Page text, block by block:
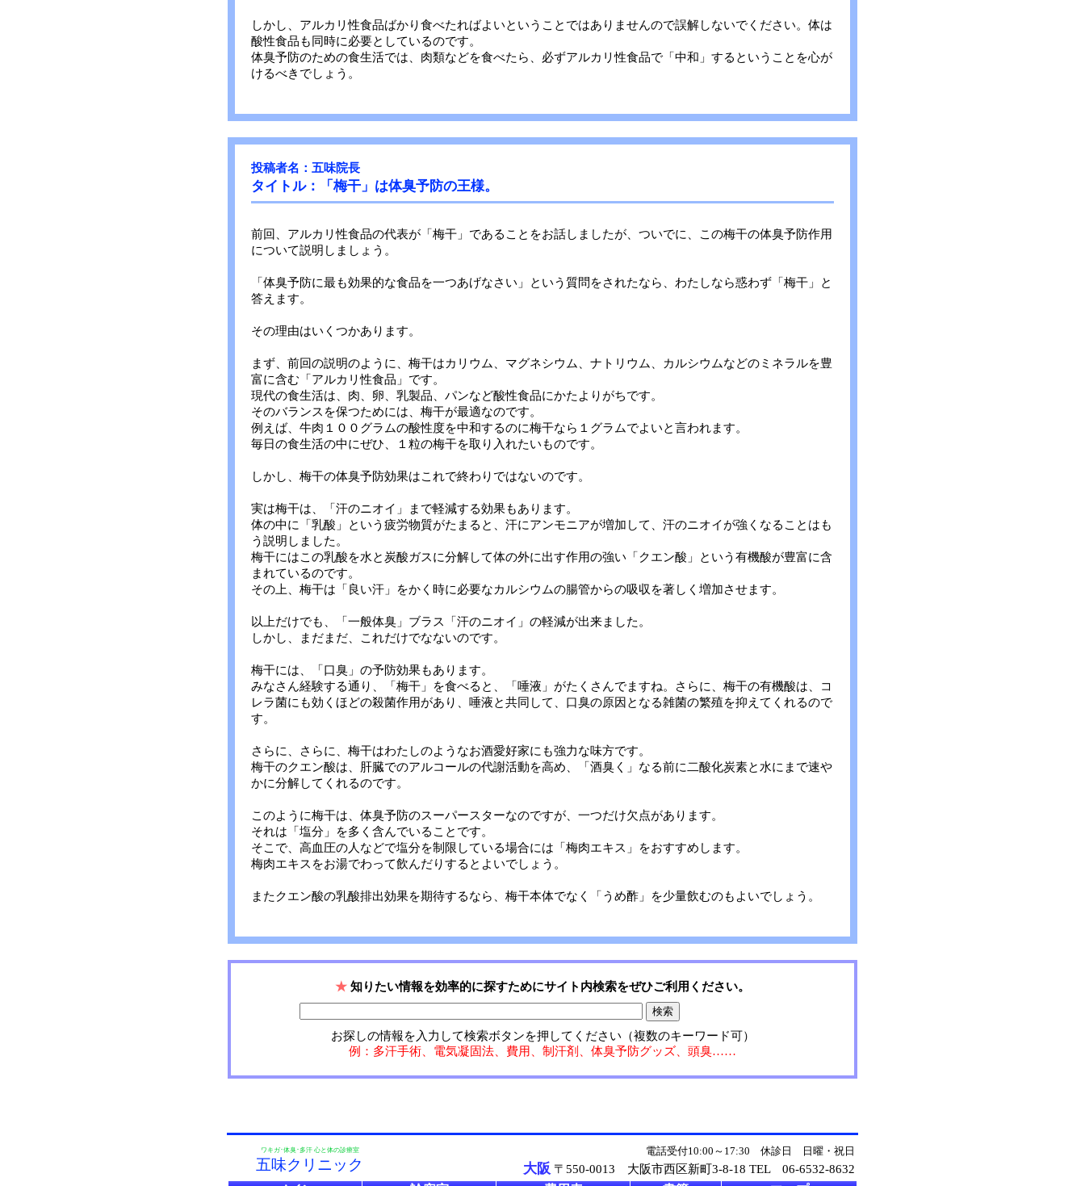
しかし、アルカリ性食品ばかり食べたればよいということではありませんので誤解しないでください。体は
酸性食品も同時に必要としているのです。
体臭予防のための食生活では、肉類などを食べたら、必ずアルカリ性食品で「中和」するということを心が
けるべきでしょう。
投稿者名：五味院長
タイトル：「梅干」は体臭予防の王様。
前回、アルカリ性食品の代表が「梅干」であることをお話しましたが、ついでに、この梅干の体臭予防作用
について説明しましょう。
「体臭予防に最も効果的な食品を一つあげなさい」という質問をされたなら、わたしなら惑わず「梅干」と
答えます。
その理由はいくつかあります。
まず、前回の説明のように、梅干はカリウム、マグネシウム、ナトリウム、カルシウムなどのミネラルを豊
富に含む「アルカリ性食品」です。
現代の食生活は、肉、卵、乳製品、パンなど酸性食品にかたよりがちです。
そのバランスを保つためには、梅干が最適なのです。
例えば、牛肉１００グラムの酸性度を中和するのに梅干なら１グラムでよいと言われます。
毎日の食生活の中にぜひ、１粒の梅干を取り入れたいものです。
しかし、梅干の体臭予防効果はこれで終わりではないのです。
実は梅干は、「汗のニオイ」まで軽減する効果もあります。
体の中に「乳酸」という疲労物質がたまると、汗にアンモニアが増加して、汗のニオイが強くなることはも
う説明しました。
梅干にはこの乳酸を水と炭酸ガスに分解して体の外に出す作用の強い「クエン酸」という有機酸が豊富に含
まれているのです。
その上、梅干は「良い汗」をかく時に必要なカルシウムの腸管からの吸収を著しく増加させます。
以上だけでも、「一般体臭」ブラス「汗のニオイ」の軽減が出来ました。
しかし、まだまだ、これだけでなないのです。
梅干には、「口臭」の予防効果もあります。
みなさん経験する通り、「梅干」を食べると、「唾液」がたくさんでますね。さらに、梅干の有機酸は、コ
レラ菌にも効くほどの殺菌作用があり、唾液と共同して、口臭の原因となる雑菌の繁殖を抑えてくれるので
す。
さらに、さらに、梅干はわたしのようなお酒愛好家にも強力な味方です。
梅干のクエン酸は、肝臓でのアルコールの代謝活動を高め、「酒臭く」なる前に二酸化炭素と水にまで速や
かに分解してくれるのです。
このように梅干は、体臭予防のスーパースターなのですが、一つだけ欠点があります。
それは「塩分」を多く含んでいることです。
そこで、高血圧の人などで塩分を制限している場合には「梅肉エキス」をおすすめします。
梅肉エキスをお湯でわって飲んだりするとよいでしょう。
またクエン酸の乳酸排出効果を期待するなら、梅干本体でなく「うめ酢」を少量飲むのもよいでしょう。
★ 知りたい情報を効率的に探すためにサイト内検索をぜひご利用ください。
お探しの情報を入力して検索ボタンを押してください（複数のキーワード可）
例：多汗手術、電気凝固法、費用、制汗剤、体臭予防グッズ、頭臭……
ワキガ･体臭･多汗 心と体の診療室
五味クリニック
電話受付10:00～17:30 休診日 日曜・祝日
大阪 〒550-0013 大阪市西区新町3-8-18 TEL 06-6532-8632